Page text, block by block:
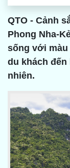
QTO - Cảnh
Phong Nha-
sống với
du khách đến
nhiên.